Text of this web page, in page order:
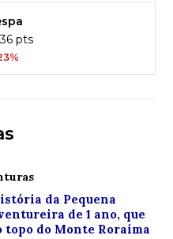
pts
da Pequena
de 1 ano, que
topo do Monte Roraima